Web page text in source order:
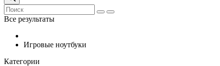
Все результаты
Игровые ноутбуки
Категории